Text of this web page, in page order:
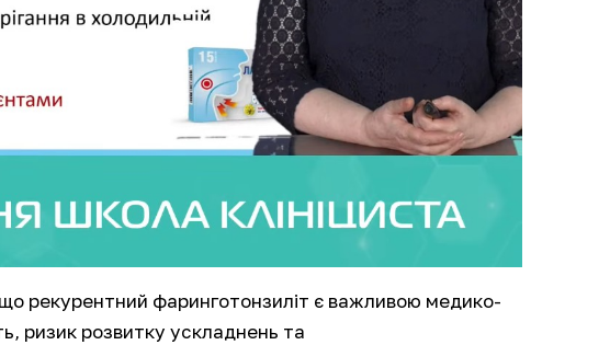
що рекурентний фаринготонзиліт є важливою медико-
ризик розвитку ускладнень та